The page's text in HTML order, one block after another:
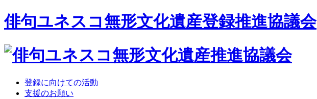
俳句ユネスコ無形文化遺産登録推進協議会
登録に向けての活動
支援のお願い